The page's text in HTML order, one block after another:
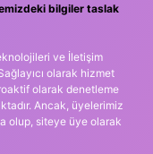
bilgiler taslak
ve İletişim
olarak hizmet
olarak denetleme
Ancak, üyelerimiz
olup, siteye üye olarak